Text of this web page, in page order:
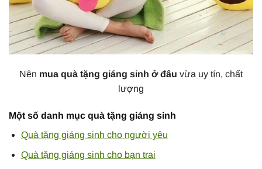
Nên mua quà tặng giáng sinh ở đâu vừa uy tín, chất
lượng
Một số danh mục quà tặng giáng sinh
Quà tặng giáng sinh cho người yêu
Quà tặng giáng sinh cho bạn trai